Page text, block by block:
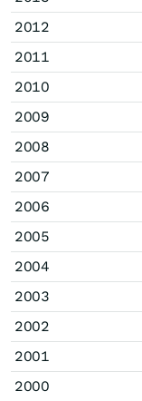
2012
2011
2010
2009
2008
2007
2006
2005
2004
2003
2002
2001
2000